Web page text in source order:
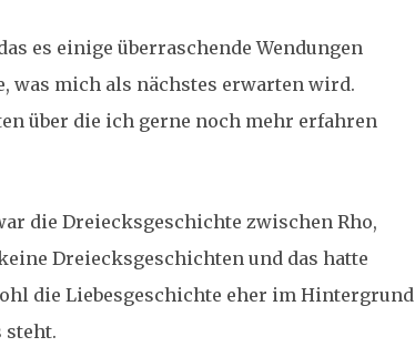
es einige überraschende Wendungen
was mich als nächstes erwarten wird.
über die ich gerne noch mehr erfahren
die Dreiecksgeschichte zwischen Rho,
Dreiecksgeschichten und das hatte
die Liebesgeschichte eher im Hintergrund
steht.